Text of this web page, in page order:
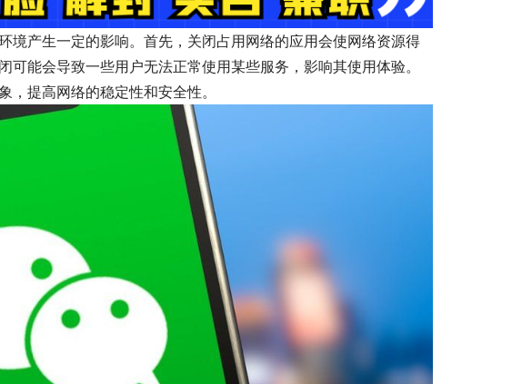
境产生一定的影响。首先，关闭占用网络的应用会使网络资源得
能会导致一些用户无法正常使用某些服务，影响其使用体验。
提高网络的稳定性和安全性。